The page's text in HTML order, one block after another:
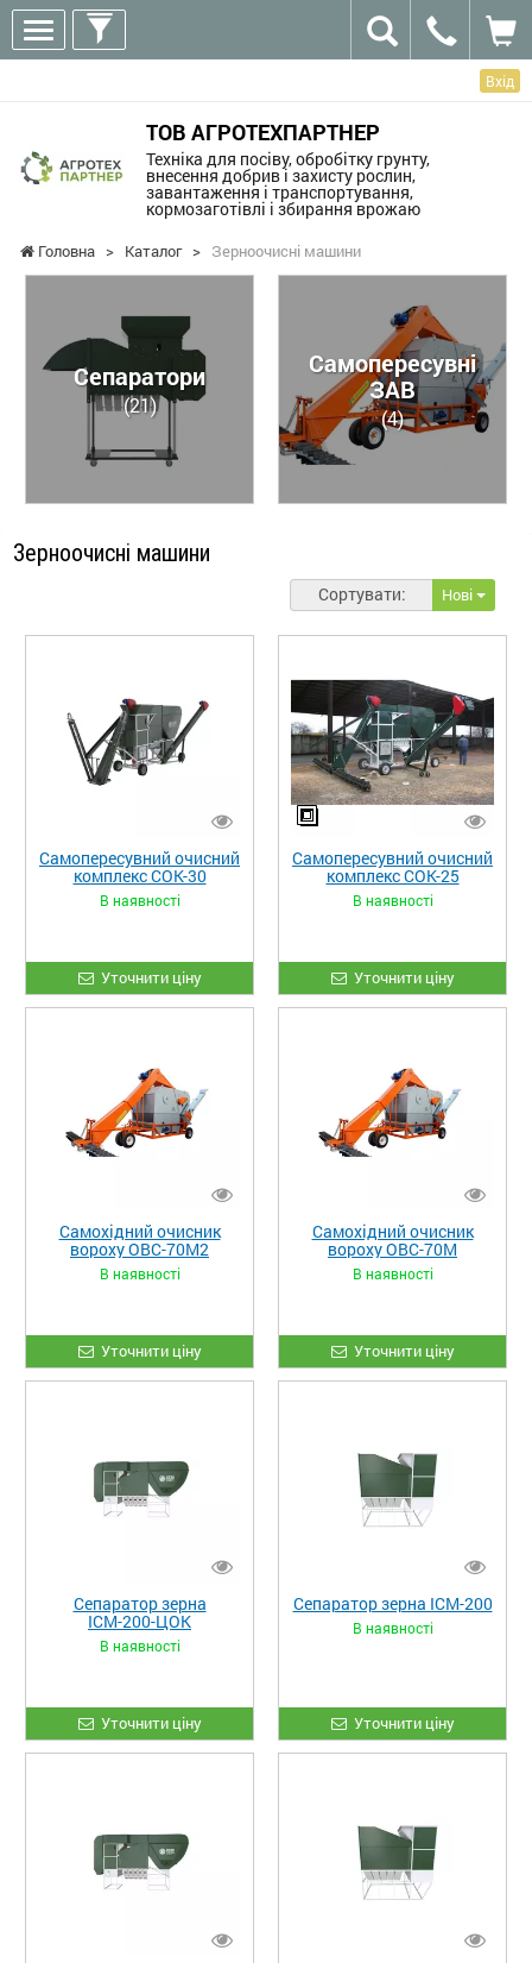
Вхід
ТОВ АГРОТЕХПАРТНЕР
Техніка для посіву, обробітку грунту,
внесення добрив і захисту рослин,
завантаження і транспортування,
кормозаготівлі і збирання врожаю
Головна > Каталог > Зерноочисні машини
Сепаратори
(21)
Самопересувні
ЗАВ
(4)
Зерноочисні машини
Сортувати: Нові
Самопересувний очисний
комплекс СОК-30
В наявності
Уточнити ціну
Самопересувний очисний
комплекс СОК-25
В наявності
Уточнити ціну
Самохідний очисник
вороху ОВС-70М2
В наявності
Уточнити ціну
Самохідний очисник
вороху ОВС-70М
В наявності
Уточнити ціну
Сепаратор зерна
ІСМ-200-ЦОК
В наявності
Уточнити ціну
Сепаратор зерна ІСМ-200
В наявності
Уточнити ціну